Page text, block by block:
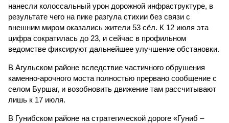
нанесли колоссальный урон дорожной инфраструктуре, в
результате чего на пике разгула стихии без связи с
внешним миром оказались жители 53 сёл. К 12 июля эта
цифра сократилась до 23, и сейчас в профильном
ведомстве фиксируют дальнейшее улучшение обстановки.
В Агульском районе вследствие частичного обрушения
каменно-арочного моста полностью прервано сообщение с
селом Буршаг, и возобновить движение там рассчитывают
лишь к 17 июля.
В Гунибском районе на стратегической дороге «Гуниб –